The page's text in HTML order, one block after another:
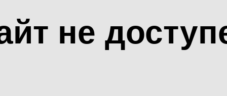
не